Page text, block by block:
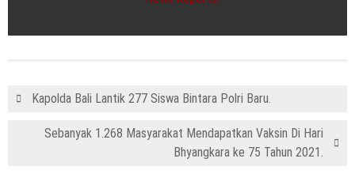
Kapolda Bali Lantik 277 Siswa Bintara Polri Baru.
Sebanyak 1.268 Masyarakat Mendapatkan Vaksin Di Hari
Bhyangkara ke 75 Tahun 2021.